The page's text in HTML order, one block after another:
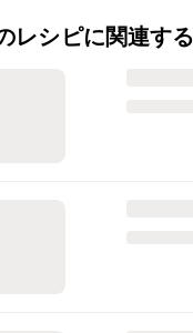
レシピに関連す